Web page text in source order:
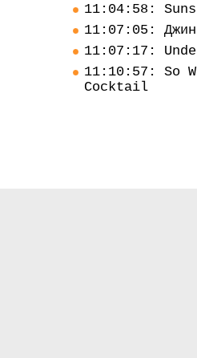
11:04:58:
11:07:05:
11:07:17:
11:10:57: So
Cocktail